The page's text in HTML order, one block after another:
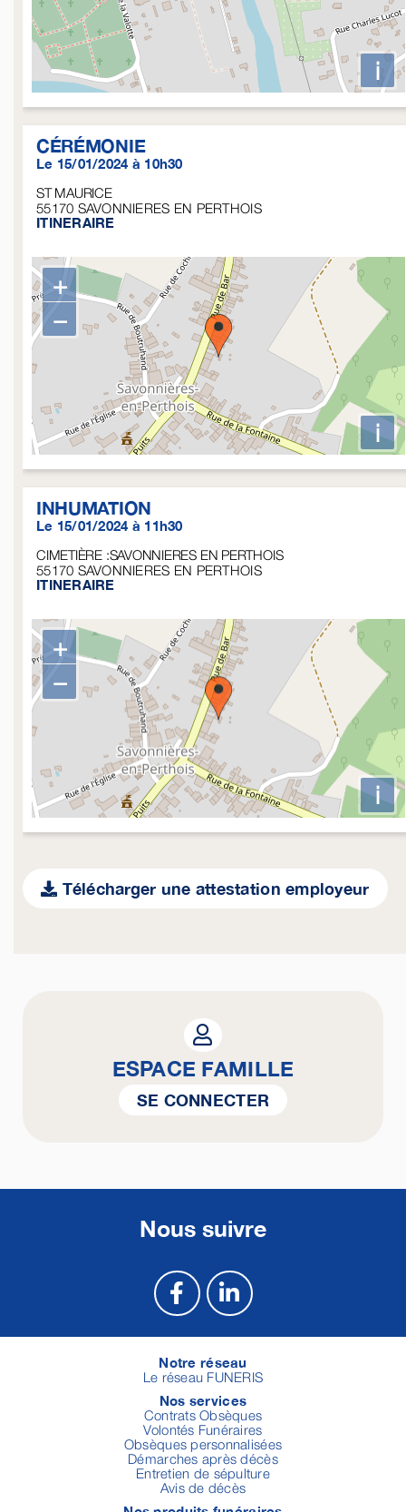
i
CÉRÉMONIE
Le 15/01/2024 à 10h30
ST MAURICE
55170 SAVONNIERES EN PERTHOIS
ITINERAIRE
+
−
i
INHUMATION
Le 15/01/2024 à 11h30
CIMETIÈRE :SAVONNIERES EN PERTHOIS
55170 SAVONNIERES EN PERTHOIS
ITINERAIRE
+
−
i
Télécharger une attestation employeur
ESPACE FAMILLE
SE CONNECTER
Nous suivre
Notre réseau
Le réseau FUNERIS
Nos services
Contrats Obsèques
Volontés Funéraires
Obsèques personnalisées
Démarches après décès
Entretien de sépulture
Avis de décès